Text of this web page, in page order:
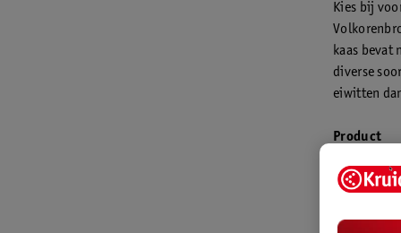
Kies bij
kaas bevat
diverse
eiwitten
Product
1 bruine
Pindakaas